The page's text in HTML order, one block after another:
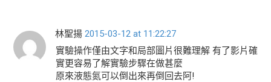
林聖揚 2015-03-12 at 11:22:27
實驗操作僅由文字和局部圖片很難理解 有了影片確
實更容易了解實驗步驟在做甚麼
原來液態氮可以倒出來再倒回去阿!